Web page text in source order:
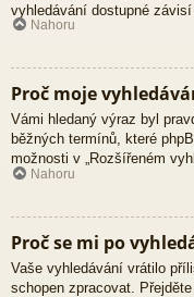
vyhledávání dostupné
Nahoru
Proč moje
Vámi hledaný výraz byl
běžných termínů, které
možnosti v „Rozšířeném
Nahoru
Proč se mi po
Vaše vyhledávání vrátilo
schopen zpracovat.